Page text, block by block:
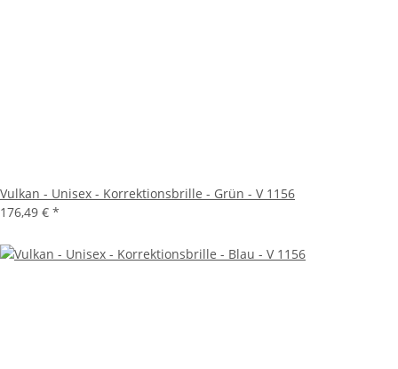
Vulkan - Unisex - Korrektionsbrille - Grün - V 1156
176,49 € *